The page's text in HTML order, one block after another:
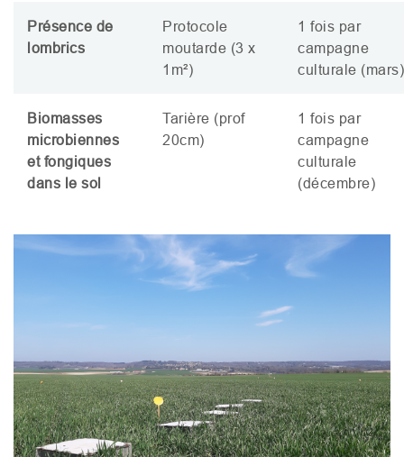
Présence de
lombrics
Protocole
moutarde (3 x
1m²)
1 fois par
campagne
culturale (mars)
Biomasses
microbiennes
et fongiques
dans le sol
Tarière (prof
20cm)
1 fois par
campagne
culturale
(décembre)